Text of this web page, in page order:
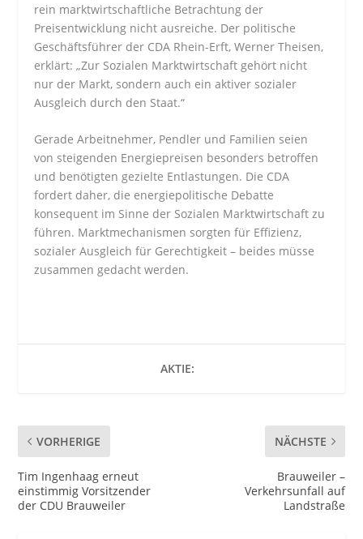
rein marktwirtschaftliche Betrachtung der
Preisentwicklung nicht ausreiche. Der politische
Geschäftsführer der CDA Rhein-Erft, Werner Theisen,
erklärt: „Zur Sozialen Marktwirtschaft gehört nicht
nur der Markt, sondern auch ein aktiver sozialer
Ausgleich durch den Staat.“
Gerade Arbeitnehmer, Pendler und Familien seien
von steigenden Energiepreisen besonders betroffen
und benötigten gezielte Entlastungen. Die CDA
fordert daher, die energiepolitische Debatte
konsequent im Sinne der Sozialen Marktwirtschaft zu
führen. Marktmechanismen sorgten für Effizienz,
sozialer Ausgleich für Gerechtigkeit – beides müsse
zusammen gedacht werden.
AKTIE:
VORHERIGE
Tim Ingenhaag erneut
einstimmig Vorsitzender
der CDU Brauweiler
NÄCHSTE
Brauweiler –
Verkehrsunfall auf
Landstraße